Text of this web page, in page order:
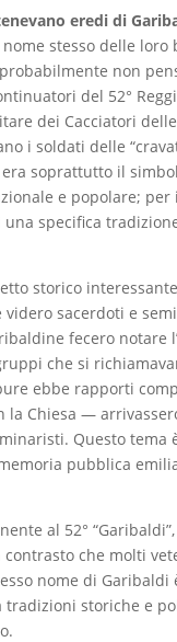
eredi di
stesso delle loro
non
del 52°
dei Cacciatori
i soldati delle
soprattutto il
e popolare; per
specifica
storico
videro sacerdoti e
fecero notare
che si
ebbe rapporti
la Chiesa —
Questo tema
pubblica
al 52°
contrasto che molti
nome di Garibaldi
tradizioni storiche e